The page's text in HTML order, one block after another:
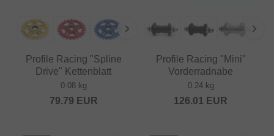
Profile Racing "Spline
Drive" Kettenblatt
0.08 kg
79.79 EUR
Profile Racing "Mini"
Vorderradnabe
0.24 kg
126.01 EUR